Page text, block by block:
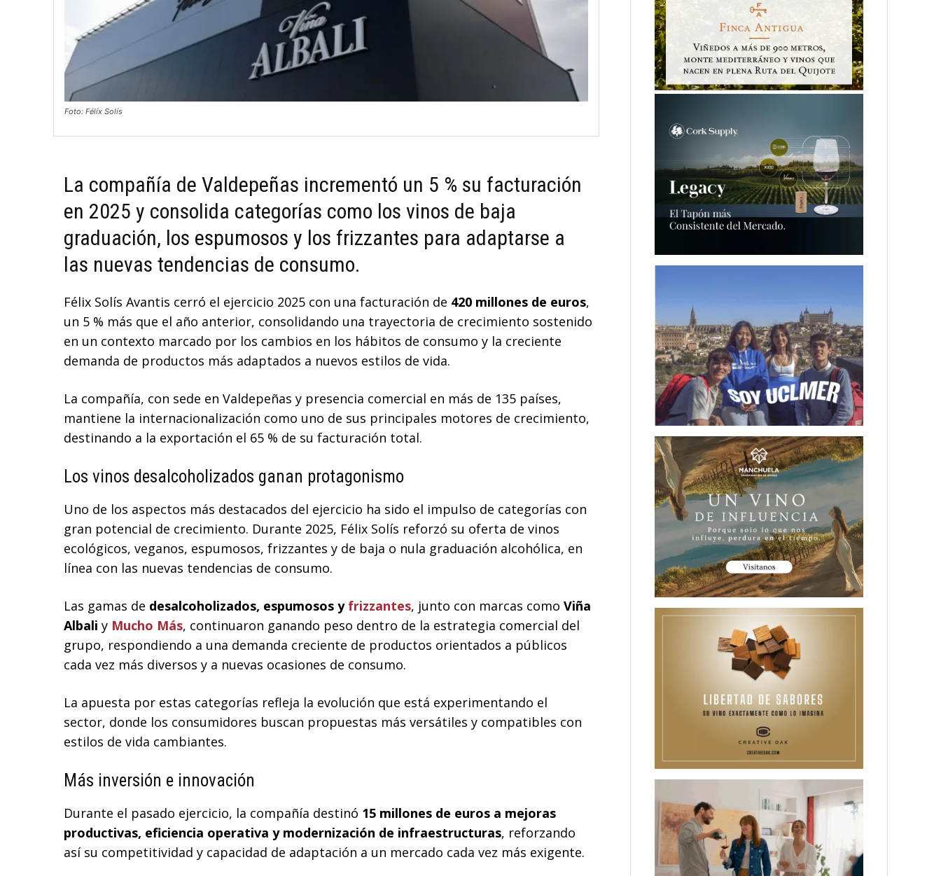
Foto: Félíx Solís
La compañía de Valdepeñas incrementó un 5 % su facturación
en 2025 y consolida categorías como los vinos de baja
graduación, los espumosos y los frizzantes para adaptarse a
las nuevas tendencias de consumo.
Félix Solís Avantis cerró el ejercicio 2025 con una facturación de 420 millones de euros,
un 5 % más que el año anterior, consolidando una trayectoria de crecimiento sostenido
en un contexto marcado por los cambios en los hábitos de consumo y la creciente
demanda de productos más adaptados a nuevos estilos de vida.
La compañía, con sede en Valdepeñas y presencia comercial en más de 135 países,
mantiene la internacionalización como uno de sus principales motores de crecimiento,
destinando a la exportación el 65 % de su facturación total.
Los vinos desalcoholizados ganan protagonismo
Uno de los aspectos más destacados del ejercicio ha sido el impulso de categorías con
gran potencial de crecimiento. Durante 2025, Félix Solís reforzó su oferta de vinos
ecológicos, veganos, espumosos, frizzantes y de baja o nula graduación alcohólica, en
línea con las nuevas tendencias de consumo.
Las gamas de desalcoholizados, espumosos y frizzantes, junto con marcas como Viña
Albali y Mucho Más, continuaron ganando peso dentro de la estrategia comercial del
grupo, respondiendo a una demanda creciente de productos orientados a públicos
cada vez más diversos y a nuevas ocasiones de consumo.
La apuesta por estas categorías refleja la evolución que está experimentando el
sector, donde los consumidores buscan propuestas más versátiles y compatibles con
estilos de vida cambiantes.
Más inversión e innovación
Durante el pasado ejercicio, la compañía destinó 15 millones de euros a mejoras
productivas, eficiencia operativa y modernización de infraestructuras, reforzando
así su competitividad y capacidad de adaptación a un mercado cada vez más exigente.